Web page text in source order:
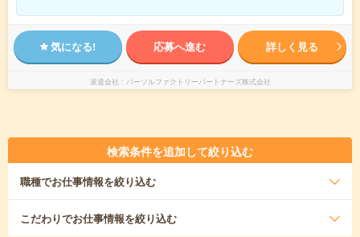
気になる! 応募へ進む 詳しく見る
派遣会社 パーソルファクトリーパートナーズ株式会社
検索条件を追加して絞り込む
職種でお仕事情報を絞り込む
こだわりでお仕事情報を絞り込む